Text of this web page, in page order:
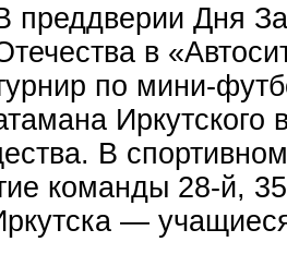
преддверии Дня
в
по мини-
Иркутского
В
команды 28-й,
—